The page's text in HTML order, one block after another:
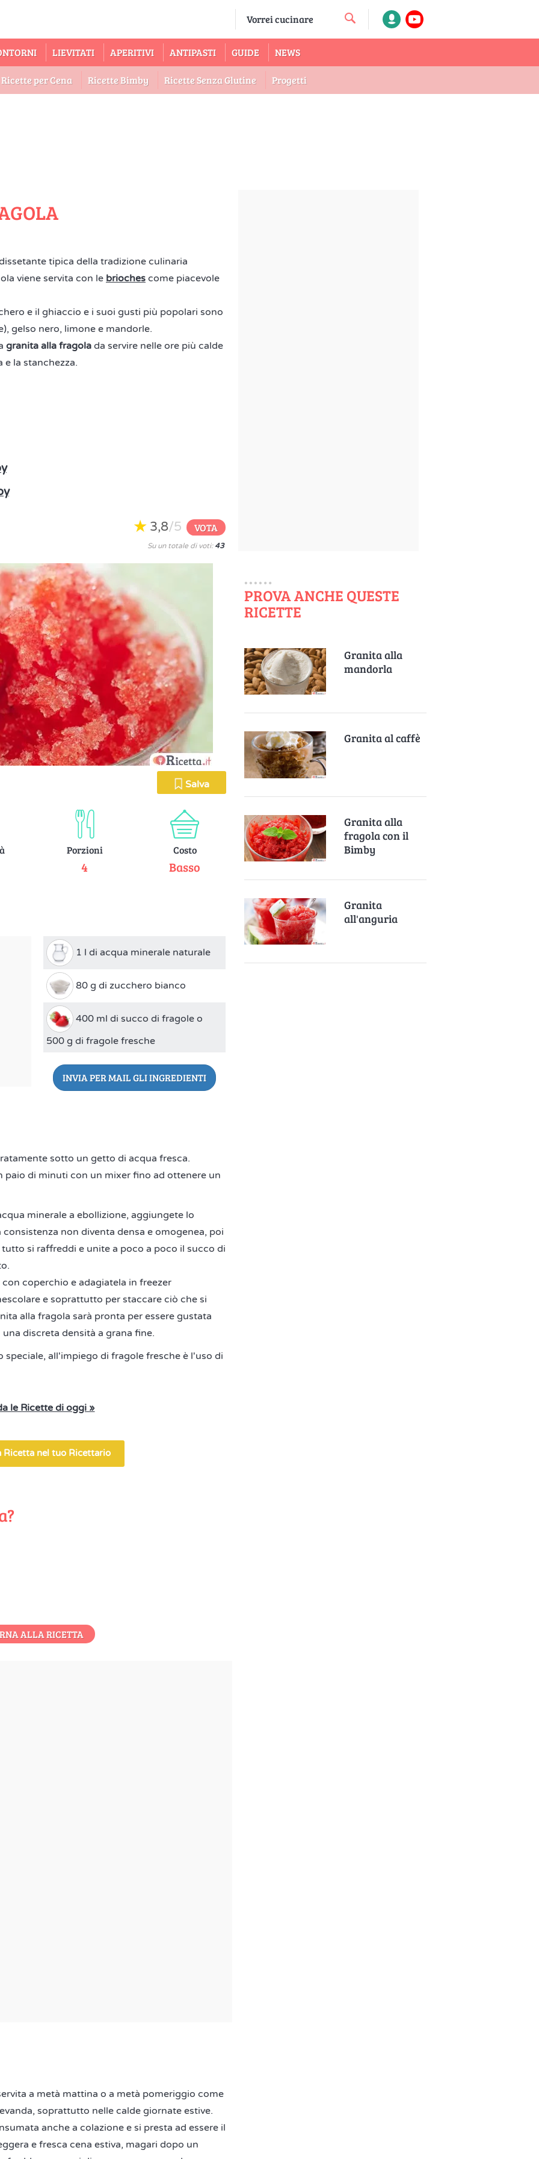
LIEVITATI APERITIVI ANTIPASTI GUIDE NEWS
Ricette per Cena Ricette Bimby Ricette Senza Glutine Progetti
tipica della tradizione culinaria
viene servita con le brioches come piacevole
e il ghiaccio e i suoi gusti più popolari sono
gelso nero, limone e mandorle.
granita alla fragola da servire nelle ore più calde
la stanchezza.
3,8/5 VOTA
Su un totale di voti: 43
Salva
Porzioni
4
Costo
Basso
1 l di acqua minerale naturale
80 g di zucchero bianco
400 ml di succo di fragole o
500 g di fragole fresche
INVIA PER MAIL GLI INGREDIENTI
sotto un getto di acqua fresca.
paio di minuti con un mixer fino ad ottenere un
minerale a ebollizione, aggiungete lo
non diventa densa e omogenea, poi
si raffreddi e unite a poco a poco il succo di
coperchio e adagiatela in freezer
e soprattutto per staccare ciò che si
alla fragola sarà pronta per essere gustata
discreta densità a grana fine.
speciale, all'impiego di fragole fresche è l'uso di
le Ricette di oggi »
Ricetta nel tuo Ricettario
ALLA RICETTA
a metà mattina o a metà pomeriggio come
soprattutto nelle calde giornate estive.
anche a colazione e si presta ad essere il
e fresca cena estiva, magari dopo un
PROVA ANCHE QUESTE
RICETTE
Granita alla
mandorla
Granita al caffè
Granita alla
fragola con il
Bimby
Granita
all'anguria